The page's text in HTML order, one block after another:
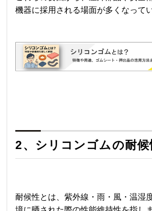
機器に採用される場面が多くなって
2、シリコンゴムの耐候
耐候性とは、紫外線・雨・風・温湿